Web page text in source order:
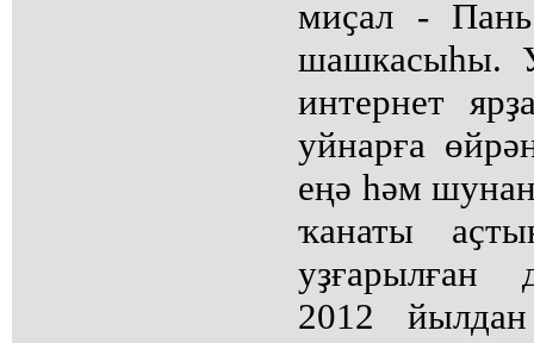
миҫал -
шашкасыһы.
интернет
уйнарға
еңә һәм
ҡанаты
уҙғарылған
2012